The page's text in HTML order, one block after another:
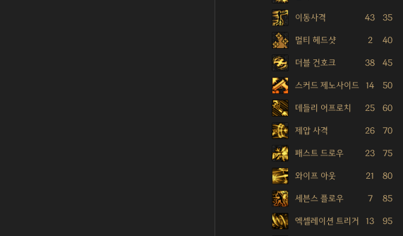
이동사격 43 35
멀티 헤드샷 2 40
더블 건호크 38 45
스커드 제노사이드 14 50
데들리 어프로치 25 60
제압 사격 26 70
패스트 드로우 23 75
와이프 아웃 21 80
세븐스 플로우 7 85
엑셀레이션 트리거 13 95